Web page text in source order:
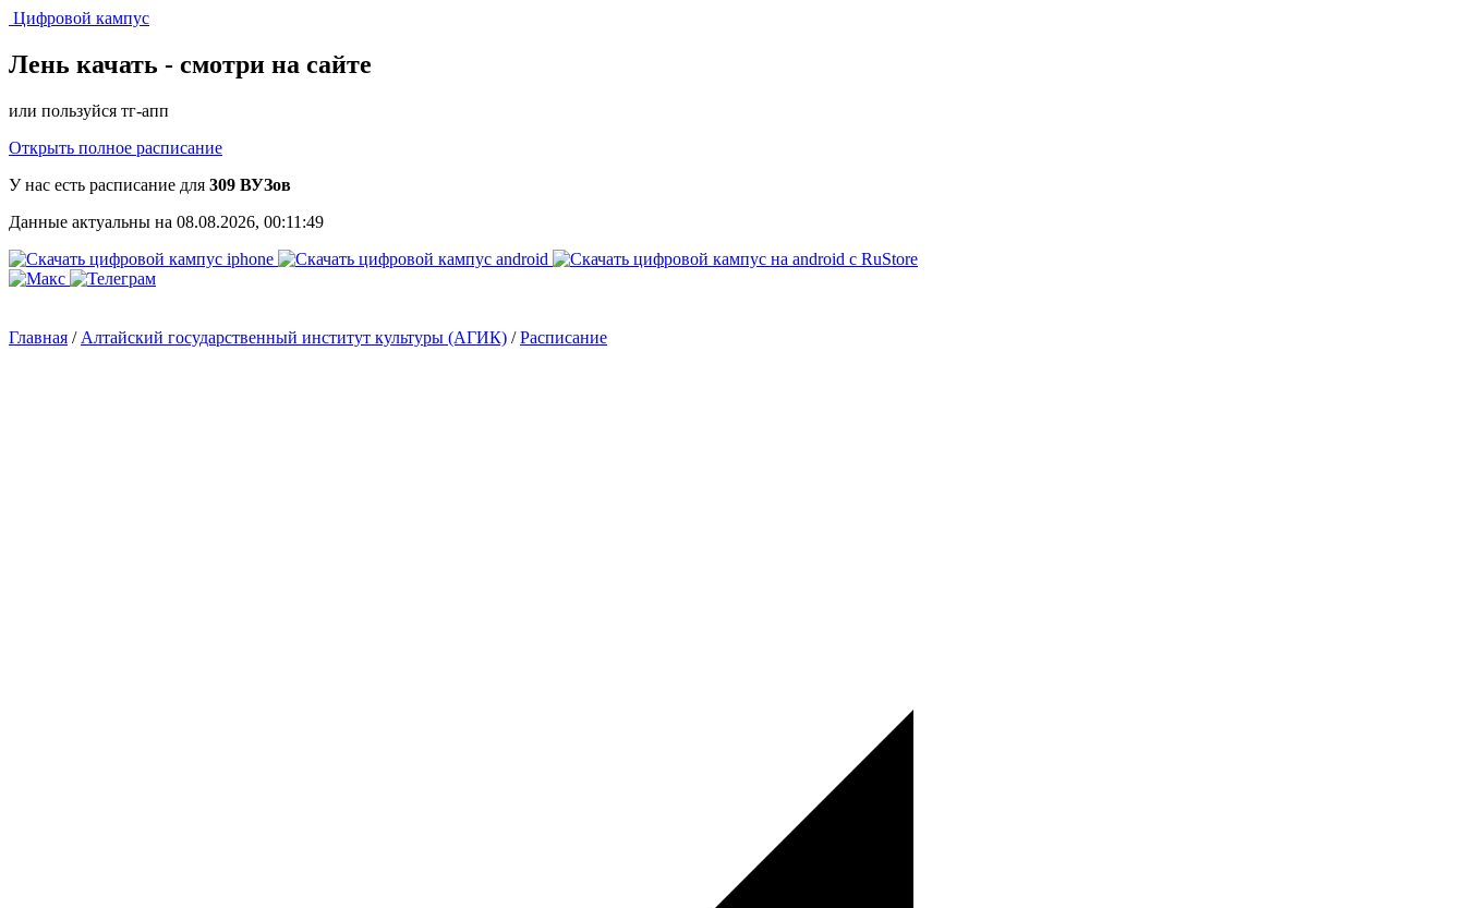
Цифровой кампус
Лень качать - смотри на сайте
или пользуйся тг-апп
Открыть полное расписание
У нас есть расписание для 309 ВУЗов
Данные актуальны на 08.08.2026, 00:11:49
Главная / Алтайский государственный институт культуры (АГИК) /Расписание